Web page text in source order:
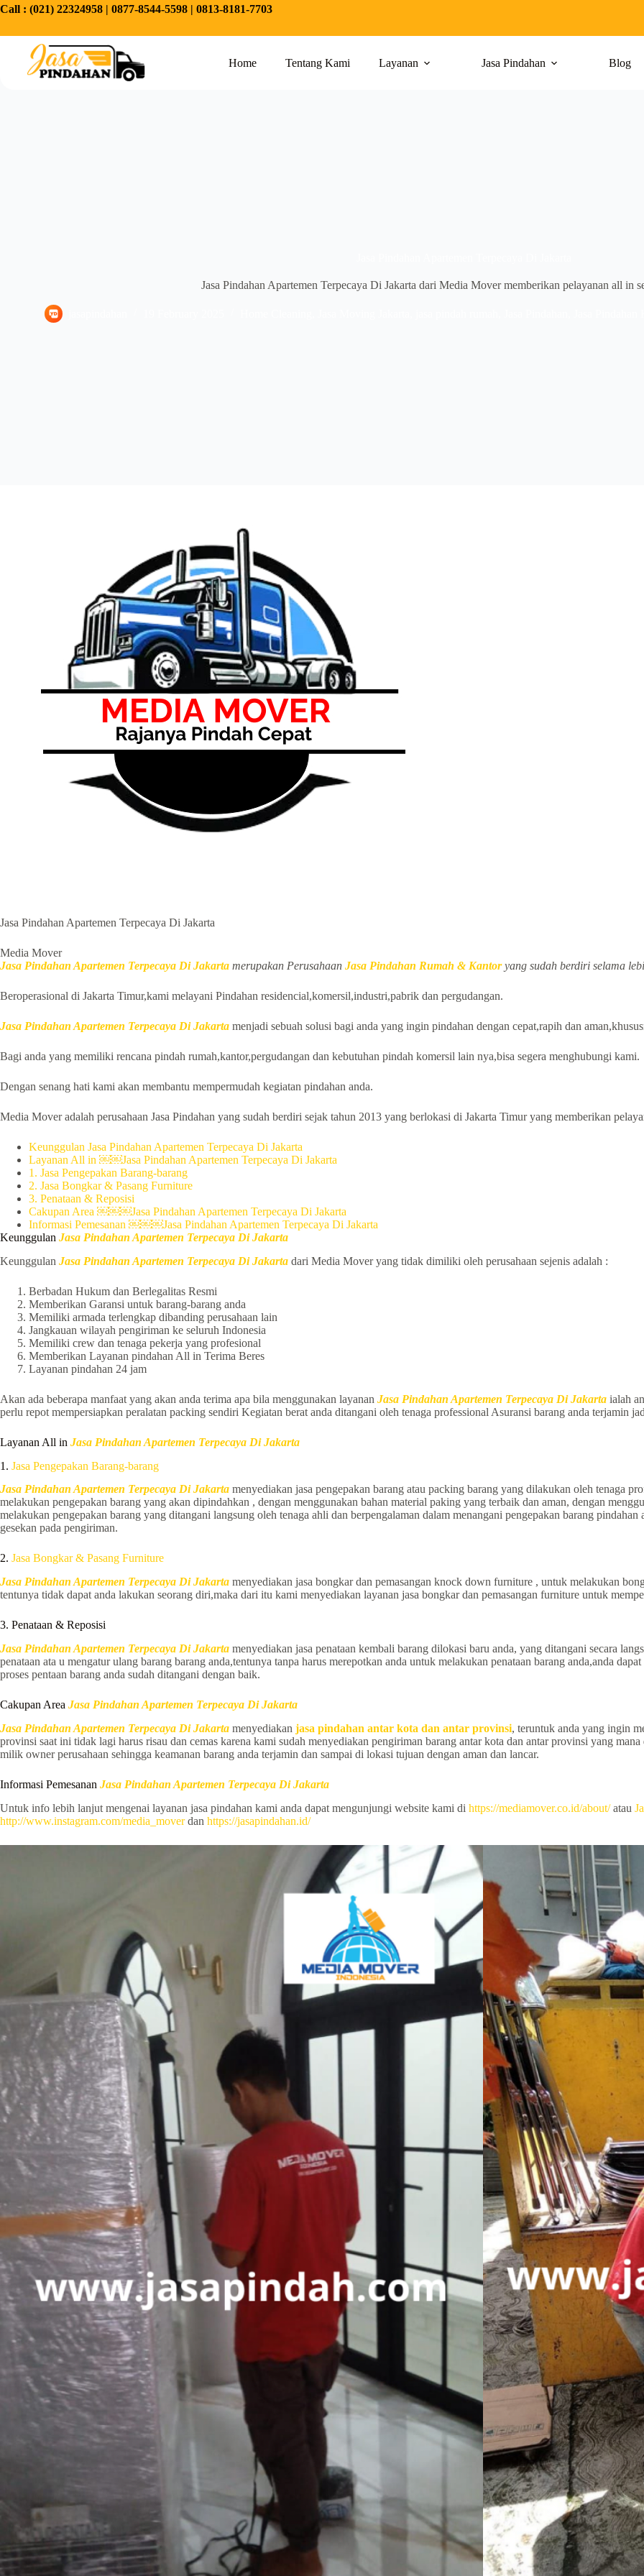
Call : (021) 22324958 | 0877-8544-5598 | 0813-8181-7703
Home Tentang Kami Layanan Jasa Pindahan Blog
Jasa Pindahan Apartemen Terpecaya Di Jakarta dari Media Mover memberikan pelayanan all in
Jasa Pindahan Apartemen Terpecaya Di Jakarta
Media Mover
Jasa Pindahan Apartemen Terpecaya Di Jakarta merupakan Perusahaan Jasa Pindahan Rumah & Kantor yang sudah berdiri selama
Beroperasional di Jakarta Timur,kami melayani Pindahan residencial,komersil,industri,pabrik dan pergudangan.
Jasa Pindahan Apartemen Terpecaya Di Jakarta menjadi sebuah solusi bagi anda yang ingin pindahan dengan cepat,rapih dan
Bagi anda yang memiliki rencana pindah rumah,kantor,pergudangan dan kebutuhan pindah komersil lain nya,bisa segera menghubungi kami.
Dengan senang hati kami akan membantu mempermudah kegiatan pindahan anda.
Media Mover adalah perusahaan Jasa Pindahan yang sudah berdiri sejak tahun 2013 yang berlokasi di Jakarta Timur yang memberikan
Keunggulan Jasa Pindahan Apartemen Terpecaya Di Jakarta
Layanan All in ￼￼Jasa Pindahan Apartemen Terpecaya Di Jakarta
1. Jasa Pengepakan Barang-barang
2. Jasa Bongkar & Pasang Furniture
3. Penataan & Reposisi
Cakupan Area ￼￼￼Jasa Pindahan Apartemen Terpecaya Di Jakarta
Informasi Pemesanan ￼￼￼Jasa Pindahan Apartemen Terpecaya Di Jakarta
Keunggulan Jasa Pindahan Apartemen Terpecaya Di Jakarta
Keunggulan Jasa Pindahan Apartemen Terpecaya Di Jakarta dari Media Mover yang tidak dimiliki oleh perusahaan sejenis adalah :
Berbadan Hukum dan Berlegalitas Resmi
Memberikan Garansi untuk barang-barang anda
Memiliki armada terlengkap dibanding perusahaan lain
Jangkauan wilayah pengiriman ke seluruh Indonesia
Memiliki crew dan tenaga pekerja yang profesional
Memberikan Layanan pindahan All in Terima Beres
Layanan pindahan 24 jam
Akan ada beberapa manfaat yang akan anda terima apa bila menggunakan layanan Jasa Pindahan Apartemen Terpecaya Di Jakarta ialah
perlu repot mempersiapkan peralatan packing sendiri Kegiatan berat anda ditangani oleh tenaga professional Asuransi barang anda terjamin
Layanan All in Jasa Pindahan Apartemen Terpecaya Di Jakarta
1. Jasa Pengepakan Barang-barang
Jasa Pindahan Apartemen Terpecaya Di Jakarta menyediakan jasa pengepakan barang atau packing barang yang dilakukan oleh tenaga
melakukan pengepakan barang yang akan dipindahkan , dengan menggunakan bahan material paking yang terbaik dan aman, dengan
melakukan pengepakan barang yang ditangani langsung oleh tenaga ahli dan berpengalaman dalam menangani pengepakan barang
gesekan pada pengiriman.
2. Jasa Bongkar & Pasang Furniture
Jasa Pindahan Apartemen Terpecaya Di Jakarta menyediakan jasa bongkar dan pemasangan knock down furniture , untuk melakukan
tentunya tidak dapat anda lakukan seorang diri,maka dari itu kami menyediakan layanan jasa bongkar dan pemasangan furniture untuk
3. Penataan & Reposisi
Jasa Pindahan Apartemen Terpecaya Di Jakarta menyediakan jasa penataan kembali barang dilokasi baru anda, yang ditangani secara
penataan ata u mengatur ulang barang barang anda,tentunya tanpa harus merepotkan anda untuk melakukan penataan barang anda,anda
proses pentaan barang anda sudah ditangani dengan baik.
Cakupan Area Jasa Pindahan Apartemen Terpecaya Di Jakarta
Jasa Pindahan Apartemen Terpecaya Di Jakarta menyediakan jasa pindahan antar kota dan antar provinsi, teruntuk anda yang ingin
provinsi saat ini tidak lagi harus risau dan cemas karena kami sudah menyediakan pengiriman barang antar kota dan antar provinsi yang
milik owner perusahaan sehingga keamanan barang anda terjamin dan sampai di lokasi tujuan dengan aman dan lancar.
Informasi Pemesanan Jasa Pindahan Apartemen Terpecaya Di Jakarta
Untuk info lebih lanjut mengenai layanan jasa pindahan kami anda dapat mengunjungi website kami di https://mediamover.co.id/about/atau
http://www.instagram.com/media_moverdan https://jasapindahan.id/